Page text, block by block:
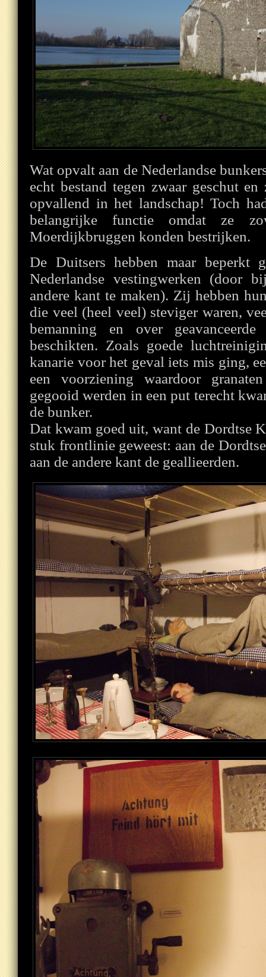
Wat opvalt aan de Nederlandse
echt bestand tegen zwaar geschut
opvallend in het landschap! Toch
belangrijke functie omdat ze
Moerdijkbruggen konden bestrijken.
De Duitsers hebben maar beperkt
Nederlandse vestingwerken (door
andere kant te maken). Zij hebben
die veel (heel veel) steviger waren,
bemanning en over geavanceerde
beschikten. Zoals goede
kanarie voor het geval iets mis ging,
een voorziening waardoor
gegooid werden in een put terecht
de bunker.
Dat kwam goed uit, want de Dordtse
stuk frontlinie geweest: aan de
aan de andere kant de geallieerden.